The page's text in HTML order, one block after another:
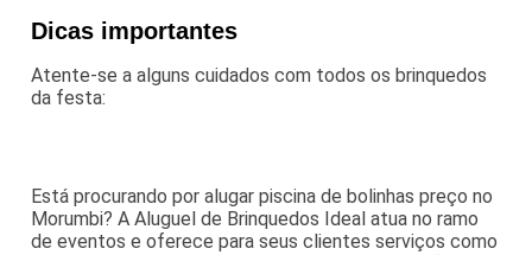
Dicas importantes
Atente-se a alguns cuidados com todos os brinquedos
da festa:
Está procurando por alugar piscina de bolinhas preço no
Morumbi? A Aluguel de Brinquedos Ideal atua no ramo
de eventos e oferece para seus clientes serviços como